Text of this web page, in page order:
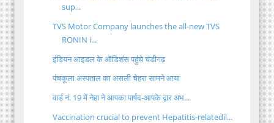
sup...
TVS Motor Company launches the all-new TVS
RONIN i...
इंडियन आइडल के ऑडिशंस पहुंचे चंडीगढ़
पंचकूला अस्पताल का असली चेहरा सामने आया
वार्ड नं. 19 में नेहा ने आपका पार्षद-आपके द्वार अभ...
Vaccination crucial to prevent Hepatitis-relatedil...